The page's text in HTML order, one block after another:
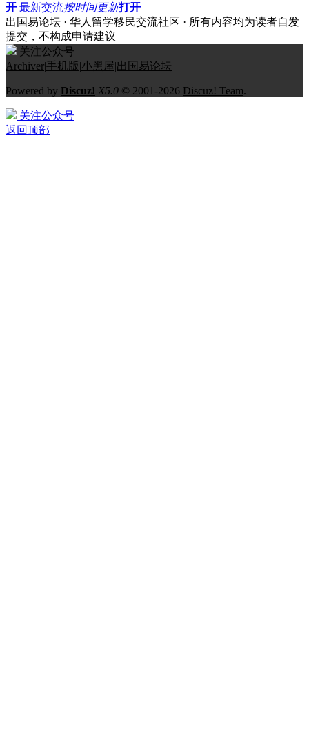
开 最新交流按时间更新打开
出国易论坛 · 华人留学移民交流社区 · 所有内容均为读者自发
提交，不构成申请建议
关注公众号
Archiver|手机版|小黑屋|出国易论坛
Powered by Discuz! X5.0 © 2001-2026 Discuz! Team.
关注公众号
返回顶部